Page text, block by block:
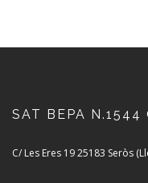
SAT BEPA N.1544
C/ Les Eres 1925183 Seròs